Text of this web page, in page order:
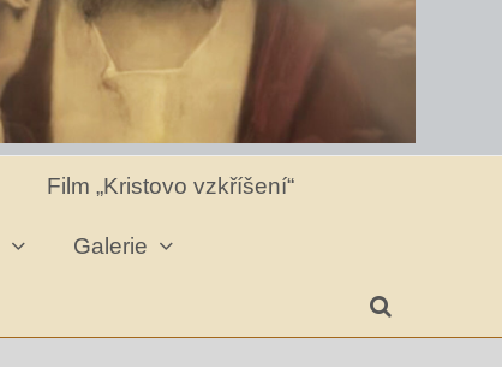
Film „Kristovo vzkříšení“
Galerie